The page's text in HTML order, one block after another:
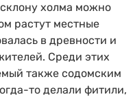
холма можно
растут местные
в древности и
Среди этих
также содомским
то делали фитили,